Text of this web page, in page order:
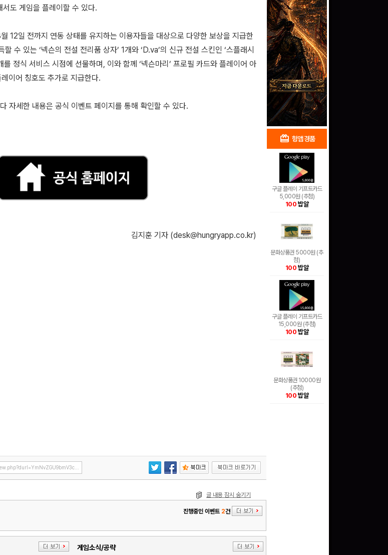
도 게임을 플레이할 수 있다.
12일 전까지 연동 상태를 유지하는 이용자들을 대상으로 다양한 보상을 지급한
수 있는 ‘넥슨의 전설 전리품 상자’ 1개와 ‘D.va’의 신규 전설 스킨인 ‘스플래시
정식 서비스 시점에 선물하며, 이와 함께 ‘넥슨마리’ 프로필 카드와 플레이어 아
이어 칭호도 추가로 지급한다.
자세한 내용은 공식 이벤트 페이지를 통해 확인할 수 있다.
김지훈 기자 (desk@hungryapp.co.kr)
글 내용 잠시 숨기기
진행중인 이벤트 2건
게임소식/공략
shopping_cart 헝앱 쇼핑